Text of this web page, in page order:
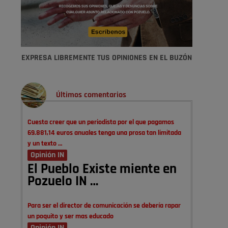
EXPRESA LIBREMENTE TUS OPINIONES EN EL BUZÓN
Últimos comentarios
Cuesta creer que un periodista por el que pagamos
69.881,14 euros anuales tenga una prosa tan limitada
y un texto …
Opinión IN
El Pueblo Existe miente en
Pozuelo IN …
Para ser el director de comunicación se debería rapar
un poquito y ser mas educado